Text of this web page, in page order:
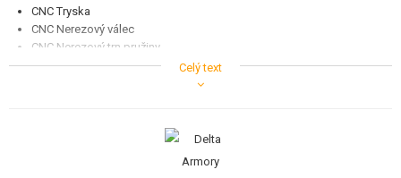
CNC Tryska
CNC Nerezový válec
CNC Nerezový trn pružiny
High Torque motor - vysokozátěžový motor
jsou licencované airsoft repliky skutečných zbraní od
Celý text